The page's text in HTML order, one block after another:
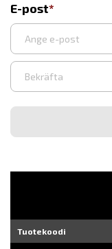
E-post
Syötä
sähköpostiosoite
Vahvista
Tuotekoodi